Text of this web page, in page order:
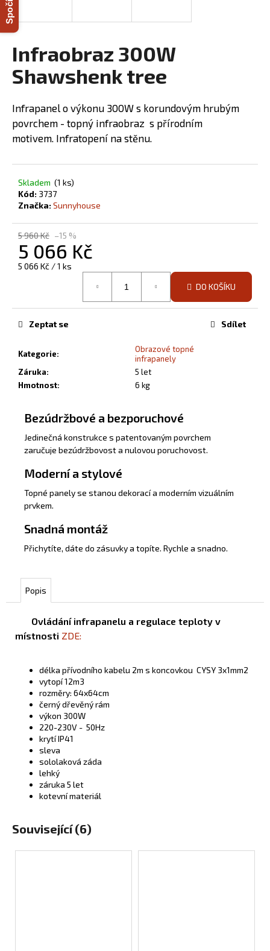
Infraobraz 300W
Shawshenk tree
Infrapanel o výkonu 300W s korundovým hrubým
povrchem - topný infraobraz s přírodním
motivem. Infratopení na stěnu.
Skladem (1 ks)
Kód: 3737
Značka:Sunnyhouse
5 960 Kč –15 %
5 066 Kč
Měrná
5 066 Kč / 1 ks
DO KOŠÍKU
Kategorie:
Obrazové topné
infrapanely
Záruka:
5 let
Hmotnost: 6 kg
Zeptat se Sdílet
Bezúdržbové a bezporuchové
Jedinečná konstrukce s patentovaným povrchem
zaručuje bezúdržbovost a nulovou poruchovost.
Moderní a stylové
Topné panely se stanou dekorací a moderním vizuálním
prvkem.
Snadná montáž
Přichytíte, dáte do zásuvky a topíte. Rychle a snadno.
Popis
Ovládání infrapanelu a regulace teploty v
místnosti ZDE:
délka přívodního kabelu 2m s koncovkou CYSY 3x1mm2
vytopí 12m3
rozměry: 64x64cm
černý dřevěný rám
výkon 300W
220-230V - 50Hz
krytí IP41
sleva
sololaková záda
lehký
záruka 5 let
kotevní materiál
Související (6)
a
j
í
t
?
HLEDAT
D
o
p
o
u
e
m
INFRAPANEL
800